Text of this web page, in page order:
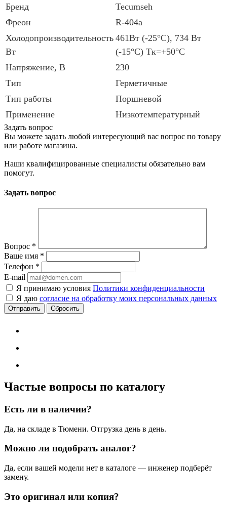
Бренд
Tecumseh
Фреон
R-404a
Холодопроизводительность
Вт
461Вт (-25°C), 734 Вт
(-15°C) Тк=+50°C
Напряжение, В
230
Тип
Герметичные
Тип работы
Поршневой
Применение
Низкотемпературный
Задать вопрос
Вы можете задать любой интересующий вас вопрос по товару
или работе магазина.
Наши квалифицированные специалисты обязательно вам
помогут.
Задать вопрос
Вопрос *
Ваше имя *
Телефон *
E-mail
Я принимаю условия Политики конфиденциальности
Я даю согласие на обработку моих персональных данных
Сбросить
Частые вопросы по каталогу
Есть ли в наличии?
Да, на складе в Тюмени. Отгрузка день в день.
Можно ли подобрать аналог?
Да, если вашей модели нет в каталоге — инженер подберёт
замену.
Это оригинал или копия?